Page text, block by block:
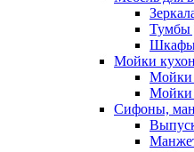
Тумбы
Шкафы
Мойки
Мойки
Мойки
Сифоны,